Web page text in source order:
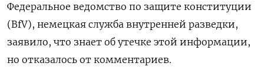
Федеральное ведомство по защите конституции
(BfV), немецкая служба внутренней разведки,
заявило, что знает об утечке этой информации,
но отказалось от комментариев.